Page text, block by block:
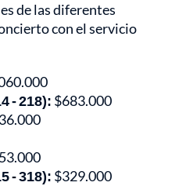
de las diferentes
con el servicio
- 218): $683.000
- 318): $329.000